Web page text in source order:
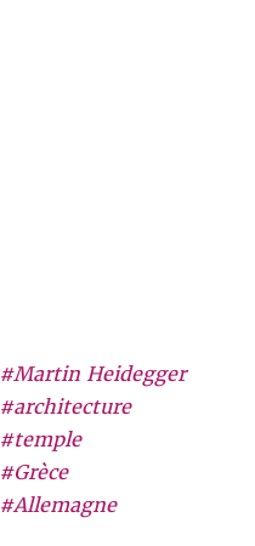
#Martin Heidegger
#architecture
#temple
#Grèce
#Allemagne